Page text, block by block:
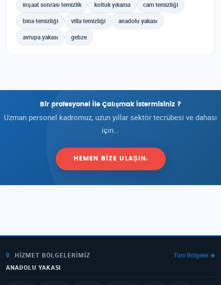
inşaat sonrası temizlik koltuk yıkama cam temizliği
bina temizliği villa temizliği anadolu yakası
avrupa yakası gebze
Bir profesyonel İle Çalışmak İstermisiniz ?
Uzman personel kadromuz, uzun yıllar sektör tecrübesi ve dahası
için...
HEMEN BIZE ULAŞIN.
HIZMET BÖLGELERIMIZ
Tüm Bölgeler
ANADOLU YAKASI